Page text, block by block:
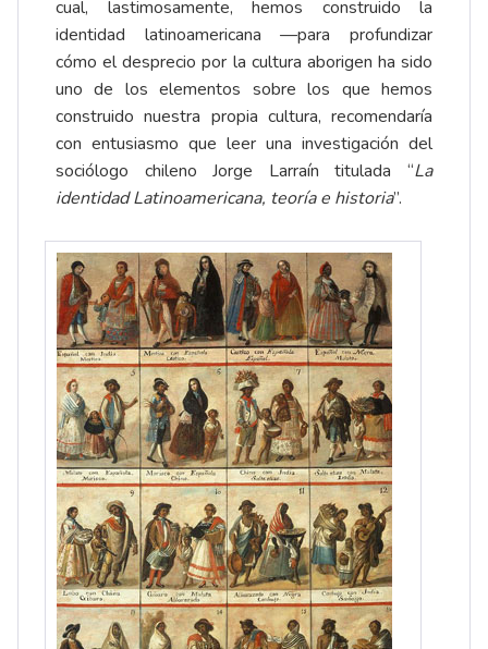
cual, lastimosamente, hemos construido la
identidad latinoamericana —para profundizar
cómo el desprecio por la cultura aborigen ha sido
uno de los elementos sobre los que hemos
construido nuestra propia cultura, recomendaría
con entusiasmo que leer una investigación del
sociólogo chileno Jorge Larraín titulada “La
identidad Latinoamericana, teoría e historia”.